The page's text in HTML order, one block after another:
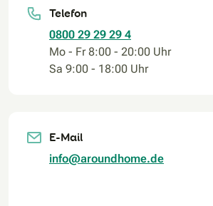
Telefon
0800 29 29 29 4
Mo - Fr 8:00 - 20:00 Uhr
Sa 9:00 - 18:00 Uhr
E-Mail
info@aroundhome.de